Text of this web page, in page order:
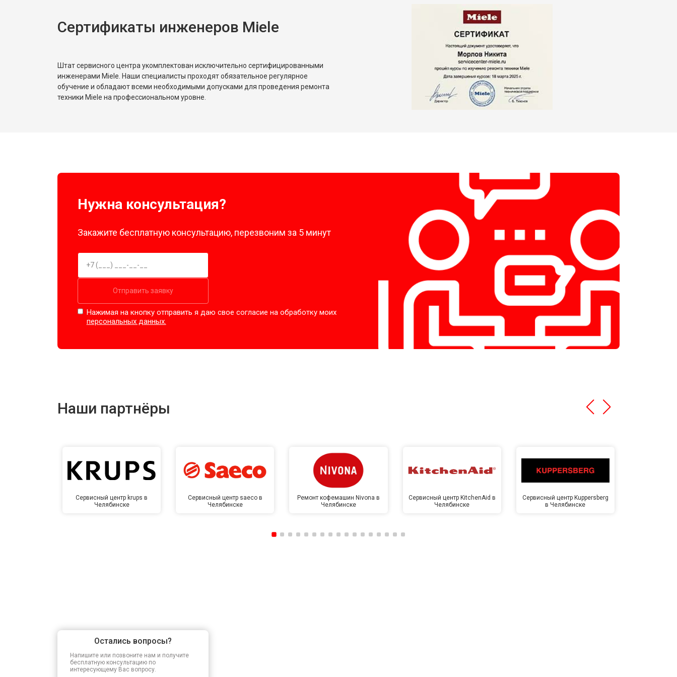
Замена реле от 2550 ₽
от 1900 ₽
Сертификаты инженеров Miele
Штат сервисного центра укомплектован исключительно сертифицированными
инженерами Miele. Наши специалисты проходят обязательное регулярное
обучение и обладают всеми необходимыми допусками для проведения ремонта
техники Miele на профессиональном уровне.
Нужна консультация?
Закажите бесплатную консультацию, перезвоним за 5 минут
Отправить заявку
Нажимая на кнопку отправить я даю свое согласие на обработку моих
персональных данных.
Наши партнёры
Сервисный центр krups в
Челябинске
Сервисный центр saeco в
Челябинске
Ремонт кофемашин Nivona в
Челябинске
Сервисный центр KitchenAid в
Челябинске
Сервисный центр Kuppersberg
в Челябинске
Остались вопросы?
Напишите или позвоните нам и получите
бесплатную консультацию по
интересующему Вас вопросу.